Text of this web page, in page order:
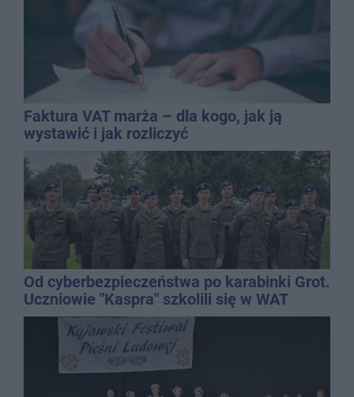
Faktura VAT marża – dla kogo, jak ją
wystawić i jak rozliczyć
Od cyberbezpieczeństwa po karabinki Grot.
Uczniowie "Kaspra" szkolili się w WAT